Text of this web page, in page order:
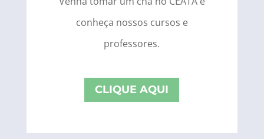
conheça nossos cursos e
professores.
CLIQUE AQUI